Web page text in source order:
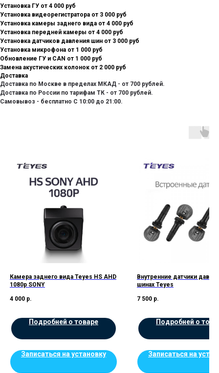
Установка ГУ от 4 000 руб
Установка видеорегистратора от 3 000 руб
Установка камеры заднего вида от 4 000 руб
Установка передней камеры от 4 000 руб
Установка датчиков давления шин от 3 000 руб
Установка микрофона от 1 000 руб
Обновление ГУ и CAN от 1 000 руб
Замена акустических колонок от 2 000 руб
Доставка
Доставка по Москве в пределах МКАД - от 700 рублей.
Доставка по России по тарифам ТК - от 700 рублей.
Самовывоз - бесплатно С 10:00 до 21:00.
Камера заднего вида Teyes HS AHD
1080p SONY
4 000 р.
Подробней о товаре
Записаться на установку
Внутренние датчики
шинах Teyes
7 500 р.
Подробней о
Записаться на